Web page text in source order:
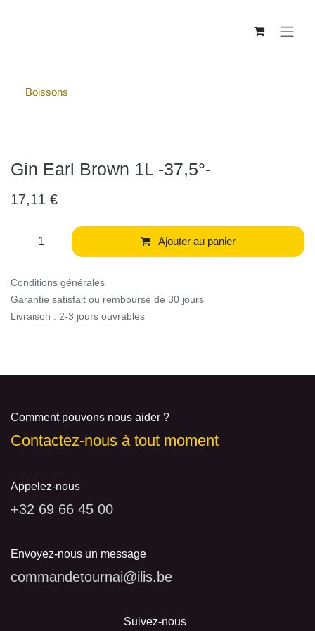
Boissons
Gin Earl Brown 1L -37,5°-
17,11 €
Ajouter au panier
Conditions générales
Garantie satisfait ou remboursé de 30 jours
Livraison : 2-3 jours ouvrables
Comment pouvons nous aider ?
Contactez-nous à tout moment
Appelez-nous
+32 69 66 45 00
Envoyez-nous un message
commandetournai@ilis.be
Suivez-nous